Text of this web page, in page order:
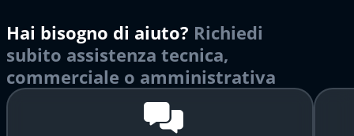
Hai bisogno di aiuto? Richiedi
subito assistenza tecnica,
commerciale o amministrativa